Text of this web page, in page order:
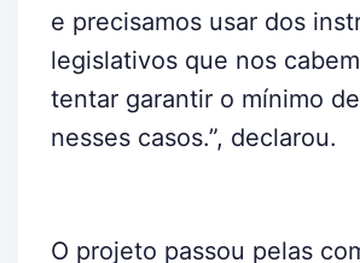
e precisamos usar dos
legislativos que nos
tentar garantir o mínimo
nesses casos.”, declarou.
O projeto passou pelas